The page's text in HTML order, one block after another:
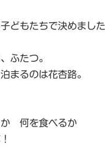
どもたちで決めました
ふたつ。
まるのは花杏路。
何を食べるか